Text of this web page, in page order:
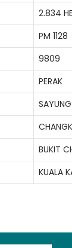
2.834
PM 1128
9809
PERAK
SAYUNG
BUKIT
KUALA